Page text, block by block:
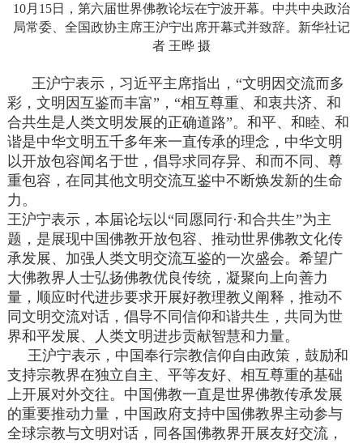
10月15日，第六届世界佛教论坛在宁波开幕。中共中央政治
局常委、全国政协主席王沪宁出席开幕式并致辞。新华社记
者 王晔 摄
王沪宁表示，习近平主席指出，“文明因交流而多
彩，文明因互鉴而丰富”，“相互尊重、和衷共济、和
合共生是人类文明发展的正确道路”。和平、和睦、和
谐是中华文明五千多年来一直传承的理念，中华文明
以开放包容闻名于世，倡导求同存异、和而不同、尊
重包容，在同其他文明交流互鉴中不断焕发新的生命
力。
王沪宁表示，本届论坛以“同愿同行·和合共生”为主
题，是展现中国佛教开放包容、推动世界佛教文化传
承发展、加强人类文明交流互鉴的一次盛会。希望广
大佛教界人士弘扬佛教优良传统，凝聚向上向善力
量，顺应时代进步要求开展好教理教义阐释，推动不
同文明交流对话，倡导不同信仰和谐共生，共同为世
界和平发展、人类文明进步贡献智慧和力量。
王沪宁表示，中国奉行宗教信仰自由政策，鼓励和
支持宗教界在独立自主、平等友好、相互尊重的基础
上开展对外交往。中国佛教一直是世界佛教传承发展
的重要推动力量，中国政府支持中国佛教界主动参与
全球宗教与文明对话，同各国佛教界开展友好交流，